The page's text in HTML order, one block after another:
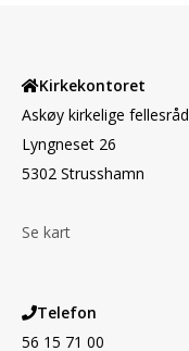
Kirkekontoret
Askøy kirkelige fellesråd
Lyngneset 26
5302 Strusshamn
Se kart
Telefon
56 15 71 00